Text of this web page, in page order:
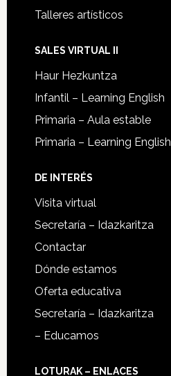
Talleres artísticos
SALES VIRTUAL II
Haur Hezkuntza
Infantil – Learning English
Primaria – Aula estable
Primaria – Learning English
DE INTERÉS
Visita virtual
Secretaría – Idazkaritza
Contactar
Dónde estamos
Oferta educativa
Secretaría – Idazkaritza
– Educamos
LOTURAK – ENLACES